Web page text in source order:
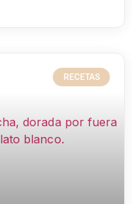
RECETAS